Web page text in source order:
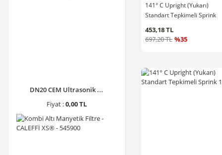
DN20 CEM Ultrasonik ...
Fiyat :0,00 TL
141° C Upright (Yukarı)
Standart Tepkimeli Sprink
453,18 TL
697,20 TL %35